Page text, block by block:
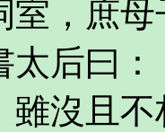
室，庶
太后曰
雖沒且